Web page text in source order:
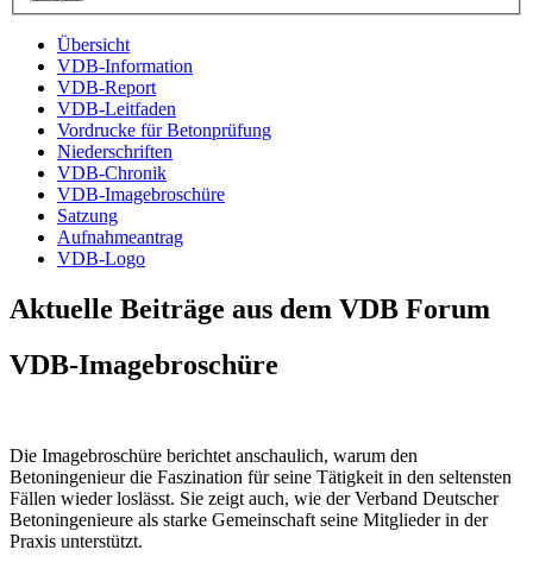
Übersicht
VDB-Information
VDB-Report
VDB-Leitfaden
Vordrucke für Betonprüfung
Niederschriften
VDB-Chronik
VDB-Imagebroschüre
Satzung
Aufnahmeantrag
VDB-Logo
Aktuelle Beiträge aus dem VDB Forum
VDB-Imagebroschüre
Die Imagebroschüre berichtet anschaulich, warum den
Betoningenieur die Faszination für seine Tätigkeit in den seltensten
Fällen wieder loslässt. Sie zeigt auch, wie der Verband Deutscher
Betoningenieure als starke Gemeinschaft seine Mitglieder in der
Praxis unterstützt.